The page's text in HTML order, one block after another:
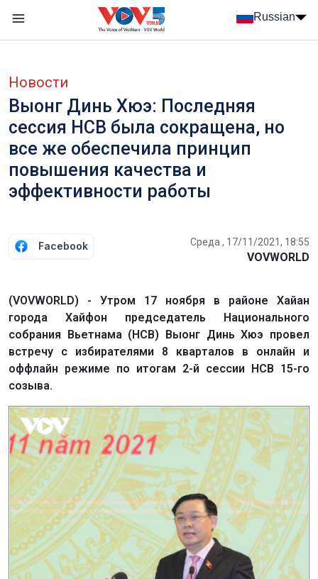
Russian
Новости
Выонг Динь Хюэ: Последняя
сессия НСВ была сокращена, но
все же обеспечила принцип
повышения качества и
эффективности работы
Facebook Среда , 17/11/2021, 18:55
VOVWORLD
(VOVWORLD) - Утром 17 ноября в районе Хайан
города Хайфон председатель Национального
собрания Вьетнама (НСВ) Выонг Динь Хюэ провел
встречу с избирателями 8 кварталов в онлайн и
оффлайн режиме по итогам 2-й сессии НСВ 15-го
созыва.